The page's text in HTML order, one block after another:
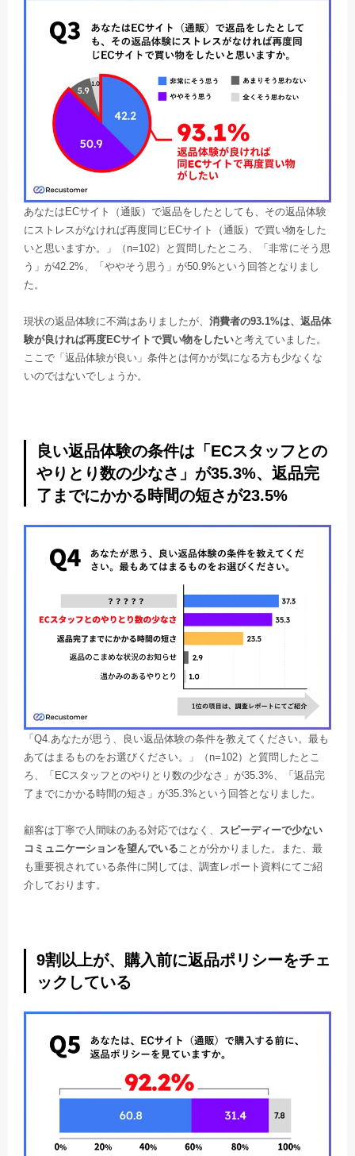
あなたはECサイト（通販）で返品をしたとしても、その返品体験
にストレスがなければ再度同じECサイト（通販）で買い物をした
いと思いますか。」（n=102）と質問したところ、「非常にそう思
う」が42.2%、「ややそう思う」が50.9%という回答となりまし
た。
現状の返品体験に不満はありましたが、 消費者の93.1%は、返品体
験が良ければ再度ECサイトで買い物をしたいと考えていました。
ここで「返品体験が良い」条件とは何かが気になる方も少なくな
いのではないでしょうか。
良い返品体験の条件は「ECスタッフとの
やりとり数の少なさ」が35.3%、返品完
了までにかかる時間の短さが23.5%
「Q4.あなたが思う、良い返品体験の条件を教えてください。最も
あてはまるものをお選びください。」（n=102）と質問したとこ
ろ、「ECスタッフとのやりとり数の少なさ」が35.3%、「返品完
了までにかかる時間の短さ」が35.3%という回答となりました。
顧客は丁寧で人間味のある対応ではなく、 スピーディーで少ない
コミュニケーションを望んでいることが分かりました。また、最
も重要視されている条件に関しては、調査レポート資料にてご紹
介しております。
9割以上が、購入前に返品ポリシーをチェ
ックしている